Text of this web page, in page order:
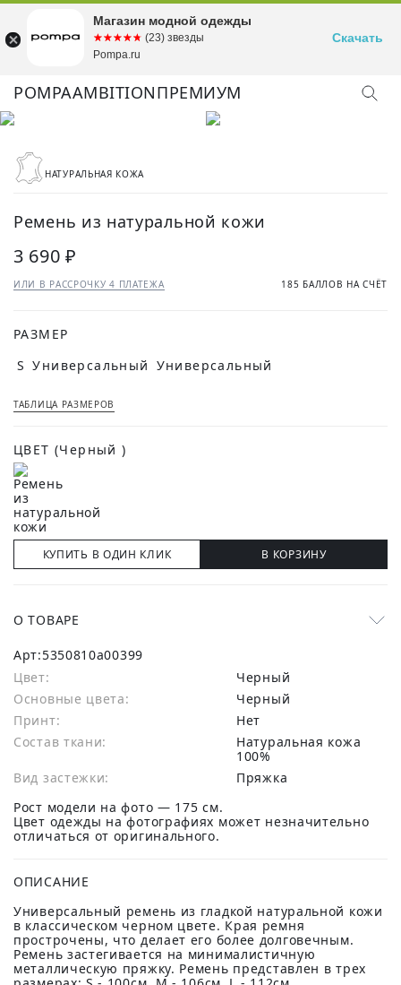
POMPAAMBITIONПРЕМИУМ
НАТУРАЛЬНАЯ КОЖА
Ремень из натуральной кожи
3 690 ₽
ИЛИ В РАССРОЧКУ 4 ПЛАТЕЖА 185 БАЛЛОВ НА СЧЁТ
РАЗМЕР
S Универсальный Универсальный
ТАБЛИЦА РАЗМЕРОВ
ЦВЕТ (Черный )
КУПИТЬ В ОДИН КЛИК В КОРЗИНУ
О ТОВАРЕ
Арт:5350810a00399
Цвет:
Черный
Основные цвета:
черный
Принт:
Нет
Состав ткани:
натуральная кожа
100%
Вид застежки:
Пряжка
Рост модели на фото — 175 см.
Цвет одежды на фотографиях может незначительно
отличаться от оригинального.
ОПИСАНИЕ
Универсальный ремень из гладкой натуральной кожи
в классическом черном цвете. Края ремня
прострочены, что делает его более долговечным.
Ремень застегивается на минималистичную
металлическую пряжку. Ремень представлен в трех
Магазин модной одежды
☆☆☆☆☆
★★★★★ (23) звезды
Pompa.ru
Скачать